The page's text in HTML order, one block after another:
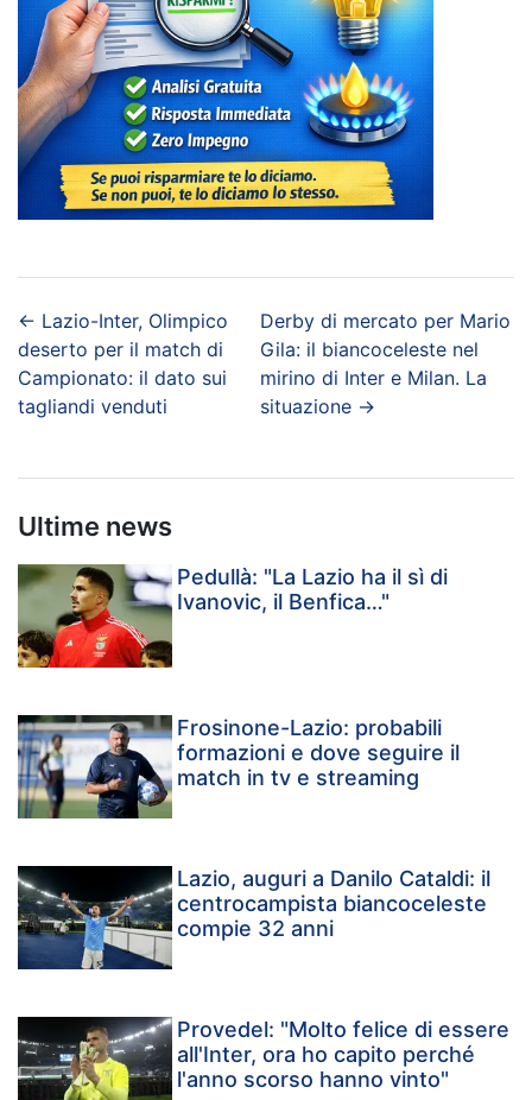
← Lazio-Inter, Olimpico
deserto per il match di
Campionato: il dato sui
tagliandi venduti
Derby di mercato per Mario
Gila: il biancoceleste nel
mirino di Inter e Milan. La
situazione →
Ultime news
Pedullà: "La Lazio ha il sì di
Ivanovic, il Benfica…"
Frosinone-Lazio: probabili
formazioni e dove seguire il
match in tv e streaming
Lazio, auguri a Danilo Cataldi: il
centrocampista biancoceleste
compie 32 anni
Provedel: "Molto felice di essere
all'Inter, ora ho capito perché
l'anno scorso hanno vinto"